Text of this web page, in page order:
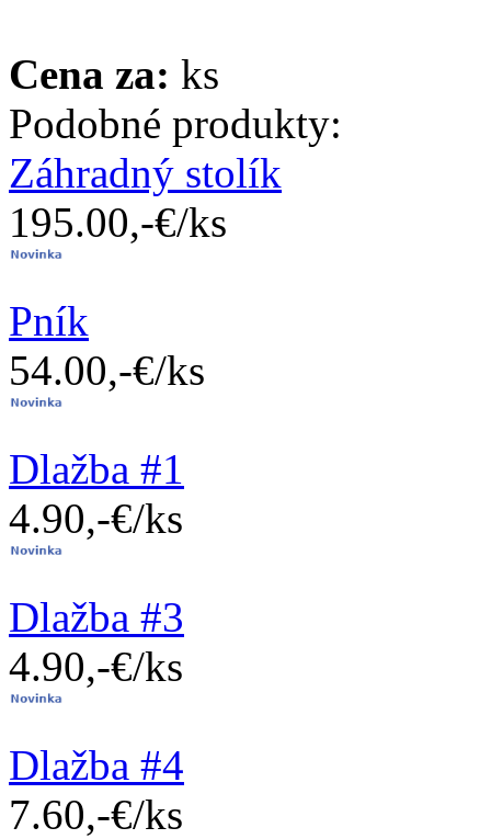
Cena za: ks
Podobné produkty:
Záhradný stolík
195.00,-€/ks
Pník
54.00,-€/ks
Dlažba #1
4.90,-€/ks
Dlažba #3
4.90,-€/ks
Dlažba #4
7.60,-€/ks